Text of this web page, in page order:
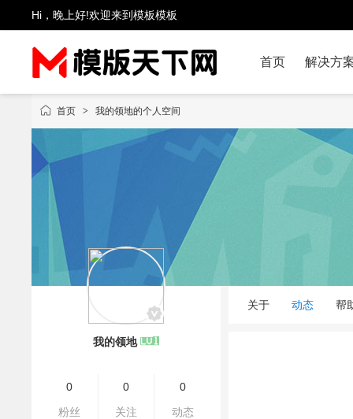
Hi，晚上好!欢迎来到模板模板
首页 解决方
首页 > 我的领地的个人空间
我的领地
0
粉丝
0
关注
0
动态
关于 动态 帮